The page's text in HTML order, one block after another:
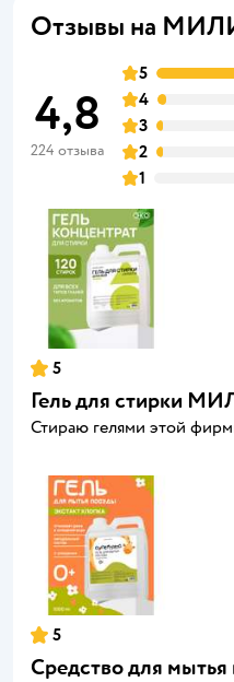
Отзывы на
4,8
224 отзыва
5
4
3
2
1
5
Гель для стирки
Стираю гелями этой
5
Средство для